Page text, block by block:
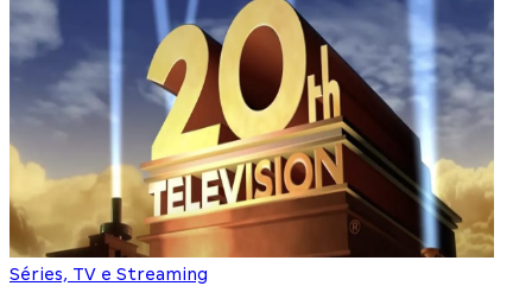
Séries, TV e Streaming